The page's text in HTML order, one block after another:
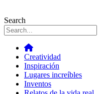
Search
Creatividad
Inspiración
Lugares increíbles
Inventos